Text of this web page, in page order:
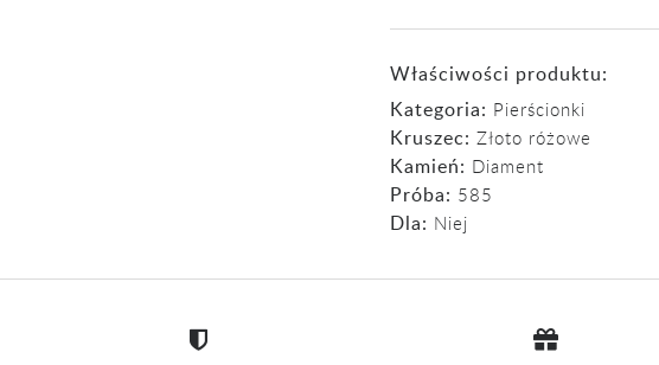
Właściwości produktu:
Kategoria: Pierścionki
Kruszec: Złoto różowe
Kamień: Diament
Próba: 585
Dla: Niej